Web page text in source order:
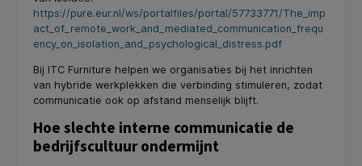
https://pure.eur.nl/ws/portalfiles/portal/57733771/The_imp
act_of_remote_work_and_mediated_communication_frequ
ency_on_isolation_and_psychological_distress.pdf
Bij ITC Furniture helpen we organisaties bij het inrichten
van hybride werkplekken die verbinding stimuleren, zodat
communicatie ook op afstand menselijk blijft.
Hoe slechte interne communicatie de
bedrijfscultuur ondermijnt